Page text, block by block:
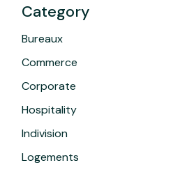
Category
Bureaux
Commerce
Corporate
Hospitality
Indivision
Logements